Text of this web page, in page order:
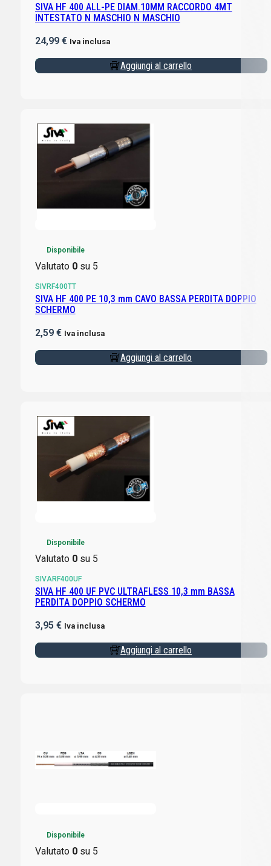
SIVA HF 400 ALL-PE DIAM.10MM RACCORDO 4MT
INTESTATO N MASCHIO N MASCHIO
24,99 € Iva inclusa
Aggiungi al carrello
Disponibile
Valutato 0su 5
SIVRF400TT
SIVA HF 400 PE 10,3 mm CAVO BASSA PERDITA DOPPIO
SCHERMO
2,59 € Iva inclusa
Aggiungi al carrello
Disponibile
Valutato 0su 5
SIVARF400UF
SIVA HF 400 UF PVC ULTRAFLESS 10,3 mm BASSA
PERDITA DOPPIO SCHERMO
3,95 € Iva inclusa
Aggiungi al carrello
Disponibile
Valutato 0su 5